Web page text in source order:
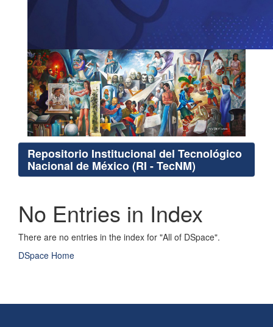
Repositorio Institucional del Tecnológico
Nacional de México (RI - TecNM)
No Entries in Index
There are no entries in the index for "All of DSpace".
DSpace Home